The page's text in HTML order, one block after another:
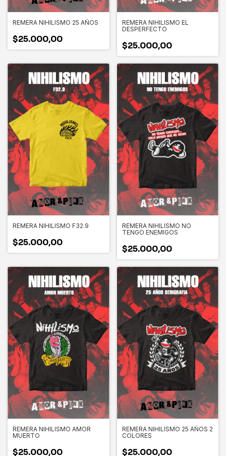
REMERA NIHILISMO 25 AÑOS
$25.000,00
REMERA NIHILISMO EL
DESPERFECTO
$25.000,00
REMERA NIHILISMO F32.9
$25.000,00
REMERA NIHILISMO NO
TENGO ENEMIGOS
$25.000,00
REMERA NIHILISMO AMOR
MUERTO
$25.000,00
REMERA NIHILISMO 25 AÑOS 2
COLORES
$25.000,00